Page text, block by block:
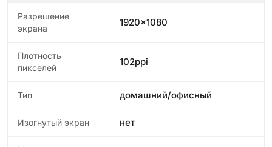
Разрешение
экрана
1920x1080
Плотность
пикселей
102ppi
Тип домашний/офисный
Изогнутый экран нет